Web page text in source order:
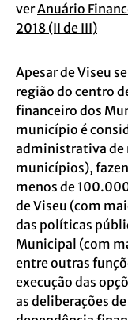
verAnuário
2018 (II de III)
Apesar de Viseu
região do centro
financeiro dos
município é
administrativa de
municípios),
menos de
de Viseu (com
das políticas
Municipal (com
entre outras
execução das
as deliberações